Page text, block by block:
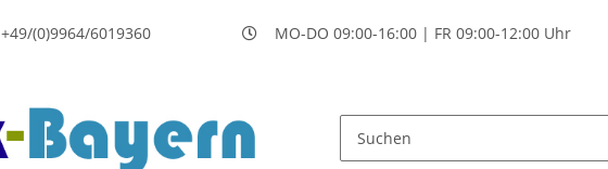
+49/(0)9964/6019360
MO-DO 09:00-16:00 | FR 09:00-12:00 Uhr